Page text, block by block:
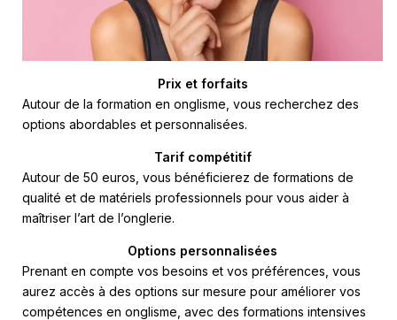
Prix et forfaits
Autour de la formation en onglisme, vous recherchez des
options abordables et personnalisées.
Tarif compétitif
Autour de 50 euros, vous bénéficierez de formations de
qualité et de matériels professionnels pour vous aider à
maîtriser l’art de l’onglerie.
Options personnalisées
Prenant en compte vos besoins et vos préférences, vous
aurez accès à des options sur mesure pour améliorer vos
compétences en onglisme, avec des formations intensives